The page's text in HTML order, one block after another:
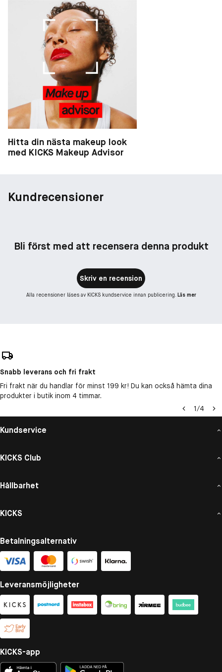
Hitta din nästa makeup look
med KICKS Makeup Advisor
Kundrecensioner
Bli först med att recensera denna produkt
Skriv en recension
Alla recensioner läses av KICKS kundservice innan publicering. Läs mer
Snabb leverans och fri frakt
Fri frakt när du handlar för minst 199 kr! Du kan också hämta dina
produkter i butik inom 4 timmar.
1/4
Kundservice
KICKS Club
Hållbarhet
KICKS
Betalningsalternativ
Leveransmöjligheter
KICKS-app